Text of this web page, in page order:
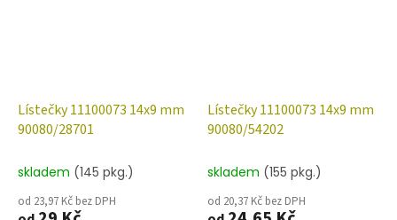
Lístečky 11100073 14x9 mm
90080/28701
skladem (145 pkg.)
od 23,97 Kč bez DPH
Lístečky 11100073 14x9 mm
90080/54202
skladem (155 pkg.)
od 20,37 Kč bez DPH